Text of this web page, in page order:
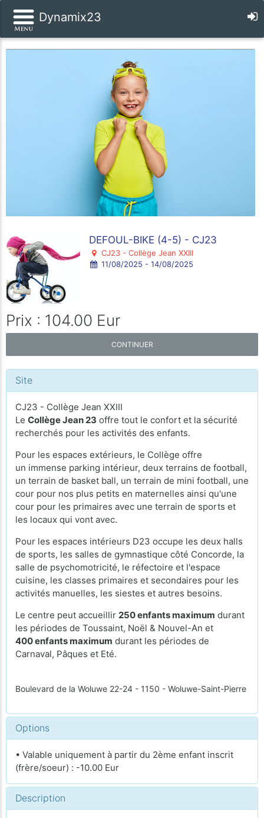
Dynamix23
DEFOUL-BIKE (4-5) - CJ23
CJ23 - Collège Jean XXIII
11/08/2025 - 14/08/2025
Prix : 104.00 Eur
CONTINUER
Site
CJ23 - Collège Jean XXIII
Le Collège Jean 23 offre tout le confort et la sécurité
recherchés pour les activités des enfants.
Pour les espaces extérieurs, le Collège offre
un immense parking intérieur, deux terrains de football,
un terrain de basket ball, un terrain de mini football, une
cour pour nos plus petits en maternelles ainsi qu'une
cour pour les primaires avec une terrain de sports et
les locaux qui vont avec.
Pour les espaces intérieurs D23 occupe les deux halls
de sports, les salles de gymnastique côté Concorde, la
salle de psychomotricité, le réfectoire et l'espace
cuisine, les classes primaires et secondaires pour les
activités manuelles, les siestes et autres besoins.
Le centre peut accueillir 250 enfants maximum durant
les périodes de Toussaint, Noël & Nouvel-An et
400 enfants maximum durant les périodes de
Carnaval, Pâques et Eté.
Boulevard de la Woluwe 22-24 - 1150 - Woluwe-Saint-Pierre
Options
• Valable uniquement à partir du 2ème enfant inscrit
(frère/soeur) : -10.00 Eur
Description